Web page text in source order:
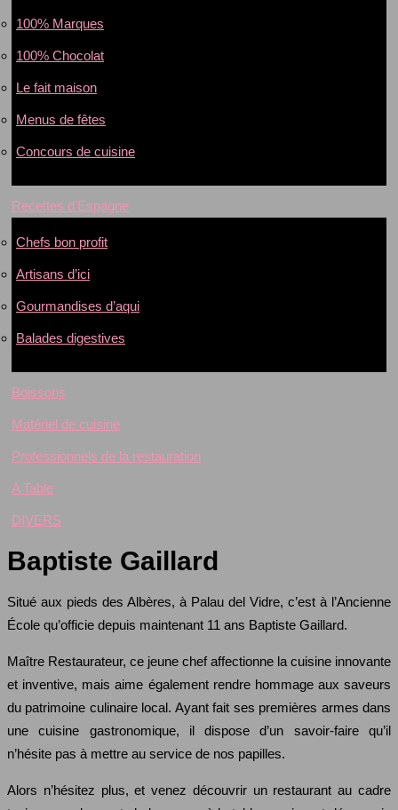
100% Marques
100% Chocolat
Le fait maison
Menus de fêtes
Concours de cuisine
Recettes d’Espagne
Chefs bon profit
Artisans d’ici
Gourmandises d’aqui
Balades digestives
Boissons
Matériel de cuisine
Professionnels de la restauration
A Table
DIVERS
Baptiste Gaillard
Situé aux pieds des Albères, à Palau del Vidre, c’est à l’Ancienne
École qu’officie depuis maintenant 11 ans Baptiste Gaillard.
Maître Restaurateur, ce jeune chef affectionne la cuisine innovante
et inventive, mais aime également rendre hommage aux saveurs
du patrimoine culinaire local. Ayant fait ses premières armes dans
une cuisine gastronomique, il dispose d’un savoir-faire qu’il
n’hésite pas à mettre au service de nos papilles.
Alors n’hésitez plus, et venez découvrir un restaurant au cadre